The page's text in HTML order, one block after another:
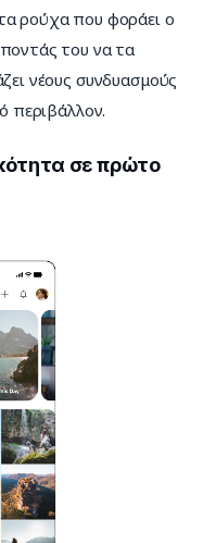
ρούχα που φοράει ο
του να τα
νέους συνδυασμούς
περιβάλλον.
σε πρώτο